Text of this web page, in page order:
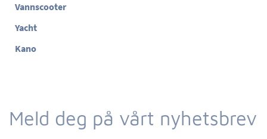
Vannscooter
Yacht
Kano
Meld deg på vårt nyhetsbrev